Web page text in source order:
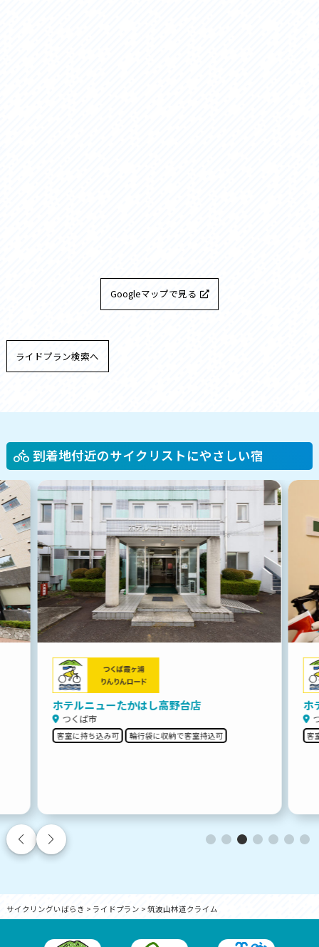
Googleマップで見る
ライドプラン検索へ
到着地付近のサイクリストにやさしい宿
ホテルニューたかはし高野台店
つくば市
客室に持ち込み可 輪行袋に収納で客室持込可
ホ
客
サイクリングいばらき > ライドプラン > 筑波山林道クライム